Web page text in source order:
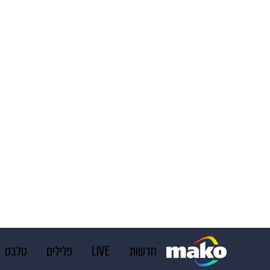
חדשות LIVE פלילים סלבס